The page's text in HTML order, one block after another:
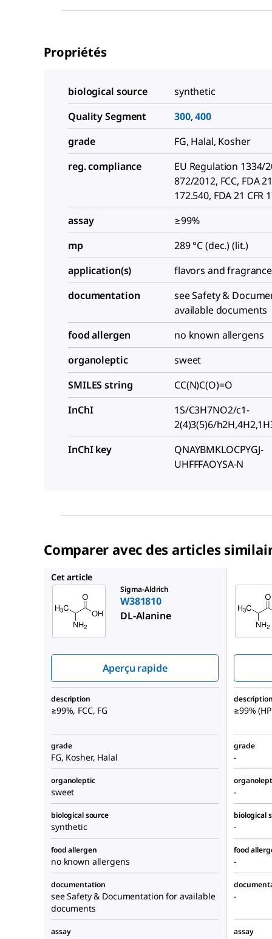
Propriétés
biological source
synthetic
Quality Segment
300,400
grade
FG, Halal, Kosher
reg. compliance
EU Regulation 1334/
872/2012, FCC, FDA
172.540, FDA 21 CFR
assay
≥99%
mp
289 °C (dec.) (lit.)
application(s)
flavors and
documentation
see Safety &
available documents
food allergen
no known allergens
organoleptic
sweet
SMILES string
CC(N)C(O)=O
InChI
1S/C3H7NO2/c1-
2(4)3(5)6/
InChI key
QNAYBMKLOCPYGJ-
UHFFFAOYSA-N
Comparer avec des articles
Cet article
Sigma-Aldrich
W381810
DL-Alanine
Aperçu rapide
description
≥99%, FCC, FG ≥99%
grade
FG, Kosher, Halal
grade
-
organoleptic
sweet -
biological source
synthetic
biological
-
food allergen
no known allergens
food
-
documentation
see Safety & Documentation for available
documents
-
assay assay